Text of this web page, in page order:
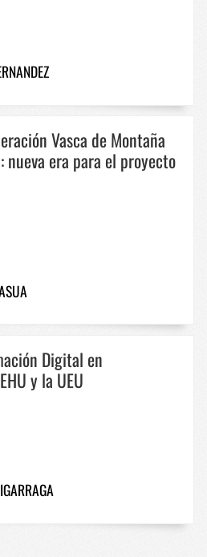
Vasca de Montaña
era para el proyecto
Digital en
y la UEU
CookieScript
www.codesyntax.com